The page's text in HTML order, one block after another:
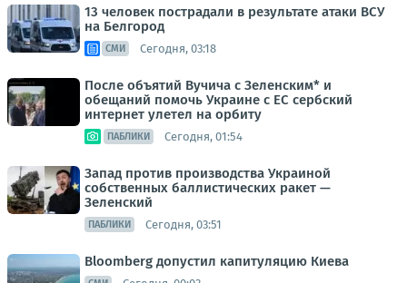
13 человек пострадали в результате атаки ВСУ
на Белгород
СМИ Сегодня, 03:18
После объятий Вучича с Зеленским* и
обещаний помочь Украине с ЕС сербский
интернет улетел на орбиту
ПАБЛИКИ Сегодня, 01:54
Запад против производства Украиной
собственных баллистических ракет —
Зеленский
ПАБЛИКИ Сегодня, 03:51
Bloomberg допустил капитуляцию Киева